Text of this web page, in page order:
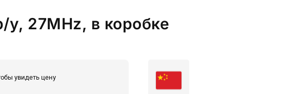
у, 27MHz, в коробке
увидеть цену